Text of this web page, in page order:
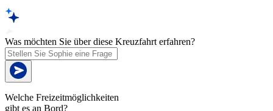
Was möchten Sie über diese Kreuzfahrt erfahren?
Welche Freizeitmöglichkeiten
gibt es an Bord?